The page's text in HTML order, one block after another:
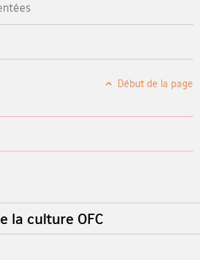
Début de la page
la culture OFC